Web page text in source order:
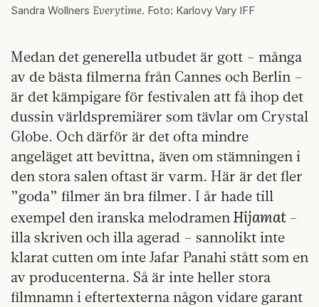
Sandra Wollners Everytime. Foto: Karlovy Vary IFF
Medan det generella utbudet är gott – många
av de bästa filmerna från Cannes och Berlin –
är det kämpigare för festivalen att få ihop det
dussin världspremiärer som tävlar om Crystal
Globe. Och därför är det ofta mindre
angeläget att bevittna, även om stämningen i
den stora salen oftast är varm. Här är det fler
”goda” filmer än bra filmer. I år hade till
exempel den iranska melodramen Hijamat –
illa skriven och illa agerad – sannolikt inte
klarat cutten om inte Jafar Panahi stått som en
av producenterna. Så är inte heller stora
filmnamn i eftertexterna någon vidare garant